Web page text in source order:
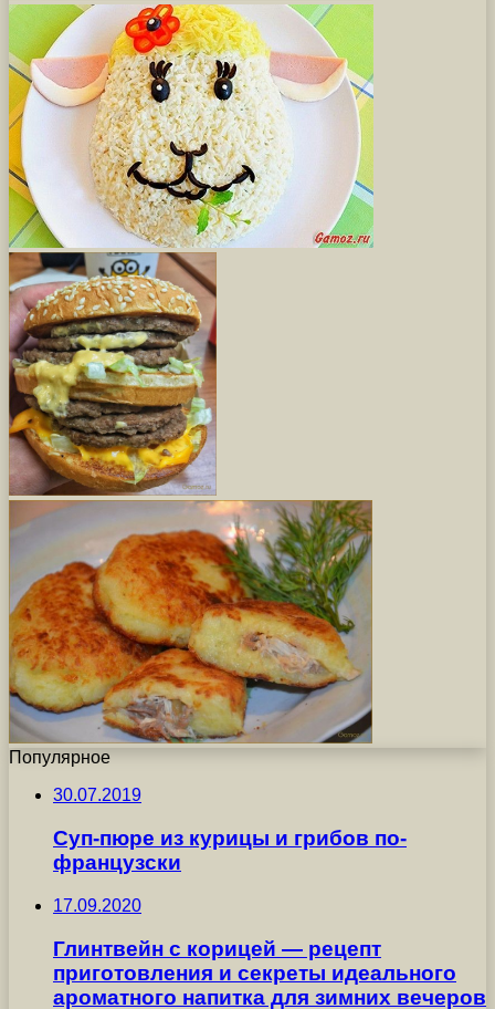
Популярное
30.07.2019
Суп-пюре из курицы и грибов по-
французски
17.09.2020
Глинтвейн с корицей — рецепт
приготовления и секреты идеального
ароматного напитка для зимних вечеров